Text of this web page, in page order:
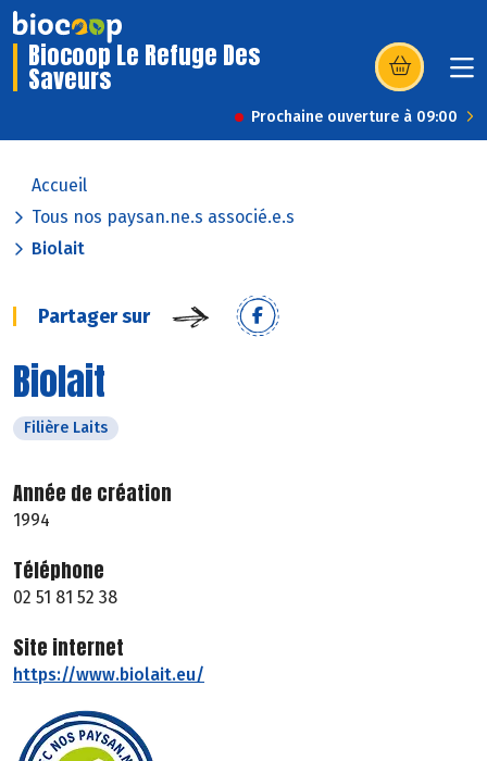
Biocoop Le Refuge Des
Saveurs (s’ouvre dans
Prochaine ouverture à 09:00
Accueil
Tous nos paysan.ne.s associé.e.s
Biolait
Partager sur
Biolait
Filière Laits
Année de création
1994
Téléphone
02 51 81 52 38
Site internet
https://www.biolait.eu/